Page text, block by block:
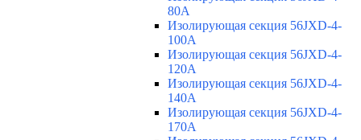
80A
Изолирующая секция 56JXD-4-
100A
Изолирующая секция 56JXD-4-
120A
Изолирующая секция 56JXD-4-
140A
Изолирующая секция 56JXD-4-
170A